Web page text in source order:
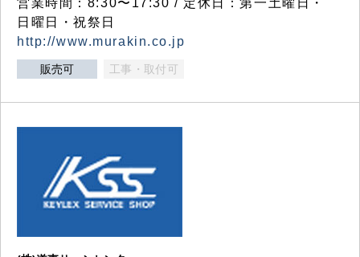
営業時間：8:30〜17:30 / 定休日：第一土曜日・
日曜日・祝祭日
http://www.murakin.co.jp
販売可 工事・取付可